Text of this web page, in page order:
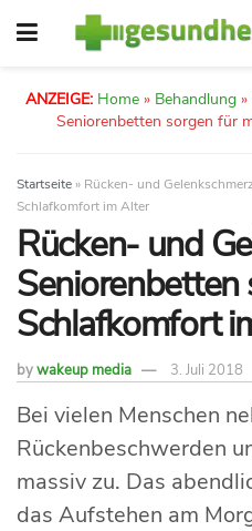
ANZEIGE: Home» Behandlung»
Seniorenbetten sorgen für
Startseite » Rücken- und
Schlafkomfort im Alter
Rücken- und
Seniorenbetten
Schlafkomfort
bywakeup media 3. Juli 2018
Bei vielen Menschen
Rückenbeschwerden
massiv zu. Das
das Aufstehen am